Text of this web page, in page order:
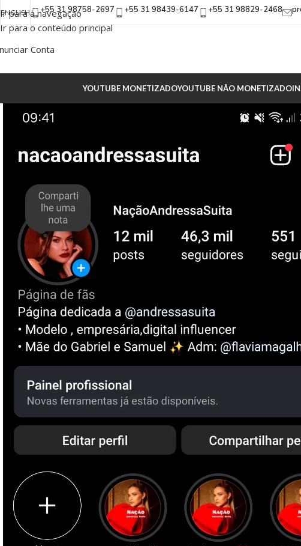
Ir para a navegação
Ir para o conteúdo principal
ENGLISH +55 31 98758-2697 +55 31 98439-6147 +55 31 98829-2468
Conta
YOUTUBE MONETIZADOYOUTUBE NÃO MONETIZADO